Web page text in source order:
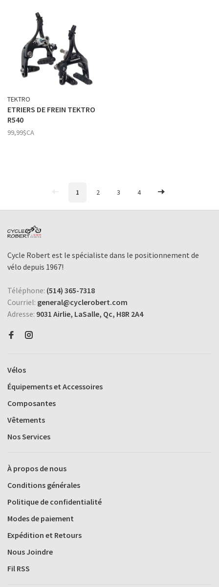
TEKTRO
ETRIERS DE FREIN TEKTRO
R540
99,99$CA
1 2 3 4
Cycle Robert est le spécialiste dans le positionnement de
vélo depuis 1967!
Téléphone: (514) 365-7318
Courriel: general@cyclerobert.com
Adresse: 9031 Airlie, LaSalle, Qc, H8R 2A4
Vélos
Équipements et Accessoires
Composantes
Vêtements
Nos Services
À propos de nous
Conditions générales
Politique de confidentialité
Modes de paiement
Expédition et Retours
Nous Joindre
Fil RSS